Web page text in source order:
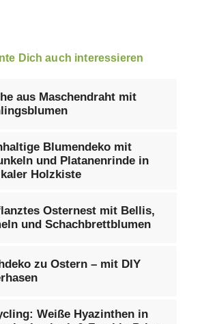
Dich auch interessieren
aus Maschendraht mit
Blumendeko mit
und Platanenrinde in
Holzkiste
Osternest mit Bellis,
und Schachbrettblumen
zu Ostern – mit DIY
Weiße Hyazinthen in